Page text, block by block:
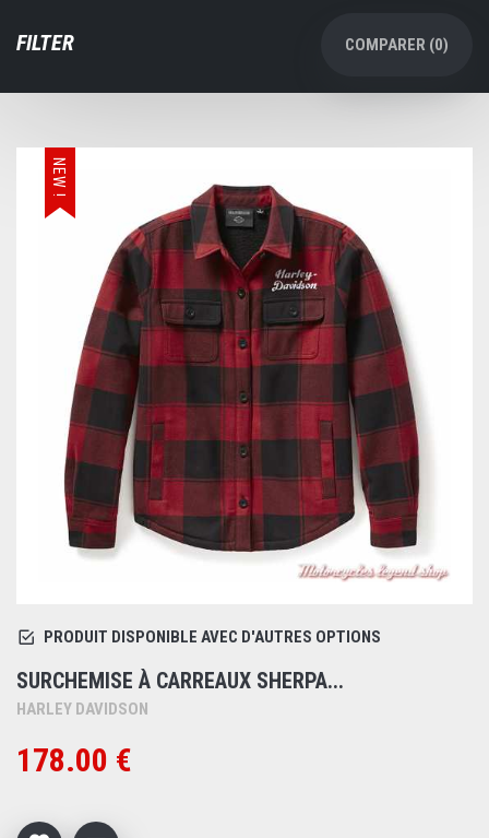
FILTER COMPARER (0)
NEW !
PRODUIT DISPONIBLE AVEC D'AUTRES OPTIONS
SURCHEMISE À CARREAUX SHERPA...
HARLEY DAVIDSON
178.00 €